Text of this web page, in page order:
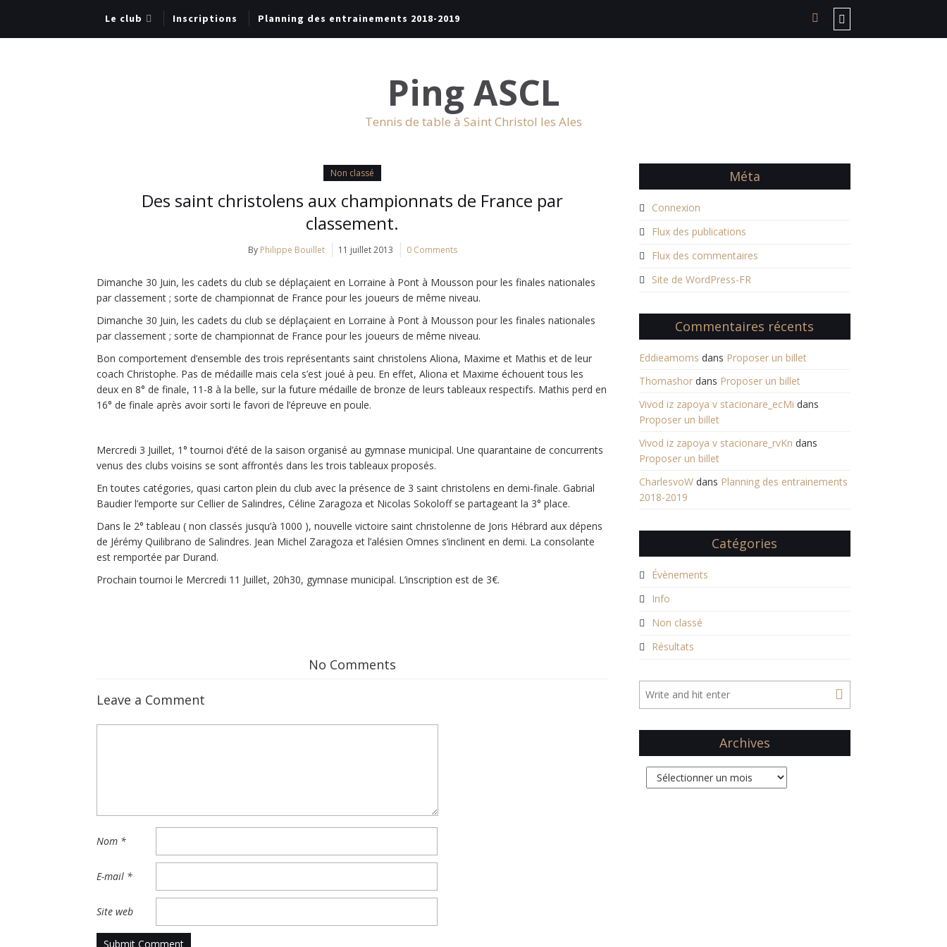
Le club Inscriptions Planning des entrainements 2018-2019
Ping ASCL
Tennis de table à Saint Christol les Ales
Non classé
Des saint christolens aux championnats de France par
classement.
By Philippe Bouillet 11 juillet 2013 0 Comments
Dimanche 30 Juin, les cadets du club se déplaçaient en Lorraine à Pont à Mousson pour les finales nationales
par classement ; sorte de championnat de France pour les joueurs de même niveau.
Dimanche 30 Juin, les cadets du club se déplaçaient en Lorraine à Pont à Mousson pour les finales nationales
par classement ; sorte de championnat de France pour les joueurs de même niveau.
Bon comportement d’ensemble des trois représentants saint christolens Aliona, Maxime et Mathis et de leur
coach Christophe. Pas de médaille mais cela s’est joué à peu. En effet, Aliona et Maxime échouent tous les
deux en 8° de finale, 11-8 à la belle, sur la future médaille de bronze de leurs tableaux respectifs. Mathis perd en
16° de finale après avoir sorti le favori de l’épreuve en poule.
Mercredi 3 Juillet, 1° tournoi d’été de la saison organisé au gymnase municipal. Une quarantaine de concurrents
venus des clubs voisins se sont affrontés dans les trois tableaux proposés.
En toutes catégories, quasi carton plein du club avec la présence de 3 saint christolens en demi-finale. Gabrial
Baudier l’emporte sur Cellier de Salindres, Céline Zaragoza et Nicolas Sokoloff se partageant la 3° place.
Dans le 2° tableau ( non classés jusqu’à 1000 ), nouvelle victoire saint christolenne de Joris Hébrard aux dépens
de Jérémy Quilibrano de Salindres. Jean Michel Zaragoza et l’alésien Omnes s’inclinent en demi. La consolante
est remportée par Durand.
Prochain tournoi le Mercredi 11 Juillet, 20h30, gymnase municipal. L’inscription est de 3€.
No Comments
Leave a Comment
Nom *
E-mail *
Site web
Méta
Connexion
Flux des publications
Flux des commentaires
Site de WordPress-FR
Commentaires récents
Eddieamoms dans Proposer un billet
Thomashordans Proposer un billet
Vivod iz zapoya v stacionare_ecMi dans
Proposer un billet
Vivod iz zapoya v stacionare_rvKn dans
Proposer un billet
CharlesvoWdans Planning des entrainements
2018-2019
Catégories
Évènements
Info
Non classé
Résultats
Archives
Archives